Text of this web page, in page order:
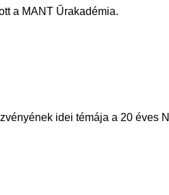
a MANT Űrakadémia.
idei témája a 20 éves